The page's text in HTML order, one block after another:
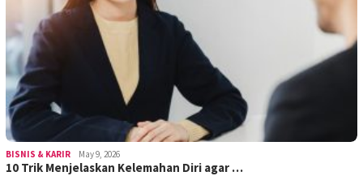
BISNIS & KARIR May 9, 2026
10 Trik Menjelaskan Kelemahan Diri agar …